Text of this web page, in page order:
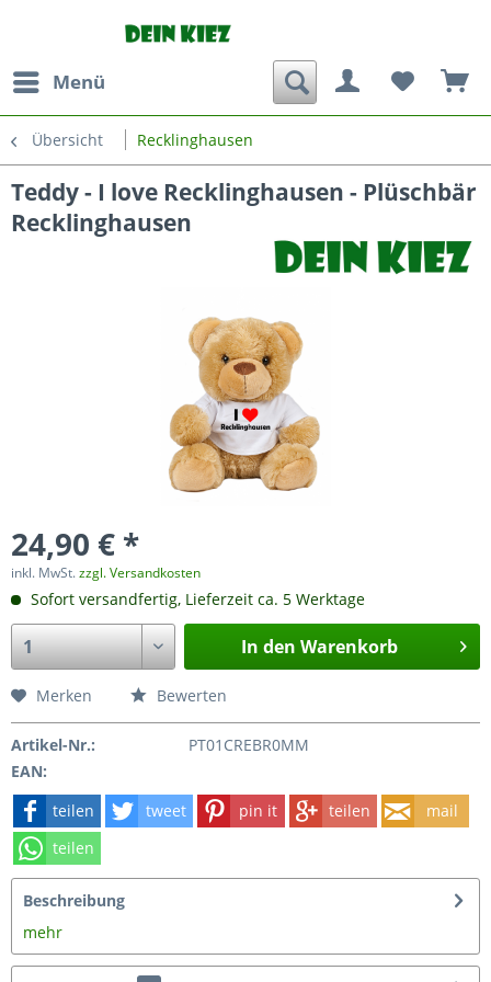
Menü
Übersicht Recklinghausen
Teddy - I love Recklinghausen - Plüschbär
Recklinghausen
24,90 € *
inkl. MwSt.zzgl. Versandkosten
Sofort versandfertig, Lieferzeit ca. 5 Werktage
In den Warenkorb
Merken Bewerten
Artikel-Nr.:
PT01CREBR0MM
EAN:
teilen
tweet pin it teilen
mail
teilen
Beschreibung
mehr